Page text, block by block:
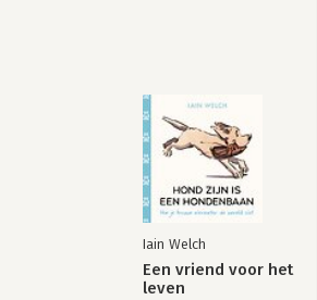
Iain Welch
Een vriend voor het
leven